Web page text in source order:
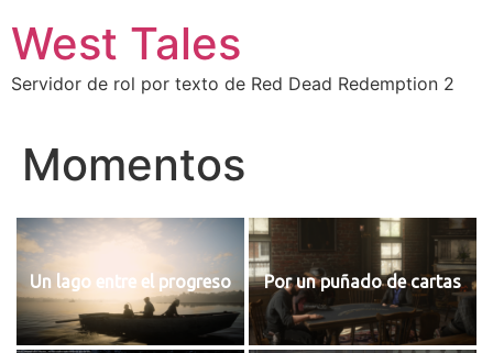
West Tales
Servidor de rol por texto de Red Dead Redemption 2
Momentos
Un lago entre el progreso Por un puñado de cartas